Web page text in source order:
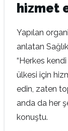
hizmet
Yapılan
anlatan Sağlık
“Herkes
ülkesi için
edin, zaten
anda da her
konuştu.